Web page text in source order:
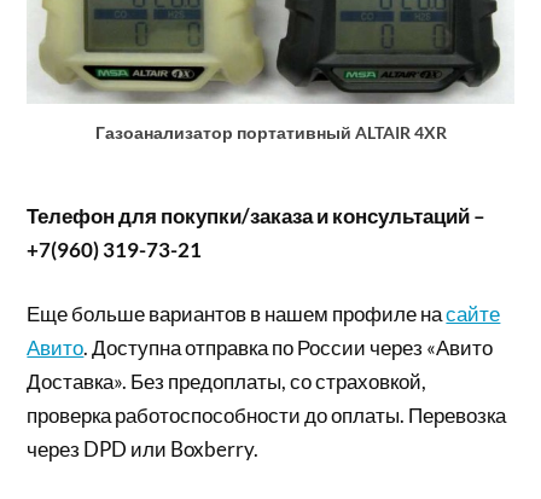
Газоанализатор портативный ALTAIR 4XR
Телефон для покупки/заказа и консультаций –
+7(960) 319-73-21
Еще больше вариантов в нашем профиле насайте
Авито. Доступна отправка по России через «Авито
Доставка». Без предоплаты, со страховкой,
проверка работоспособности до оплаты. Перевозка
через DPD или Boxberry.